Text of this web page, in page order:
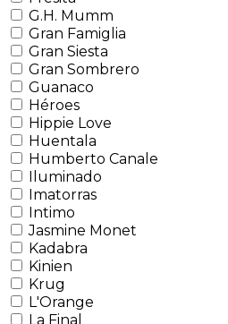
G.H. Mumm
Gran Famiglia
Gran Siesta
Gran Sombrero
Guanaco
Héroes
Hippie Love
Huentala
Humberto Canale
Iluminado
Imatorras
Intimo
Jasmine Monet
Kadabra
Kinien
Krug
L'Orange
La Final